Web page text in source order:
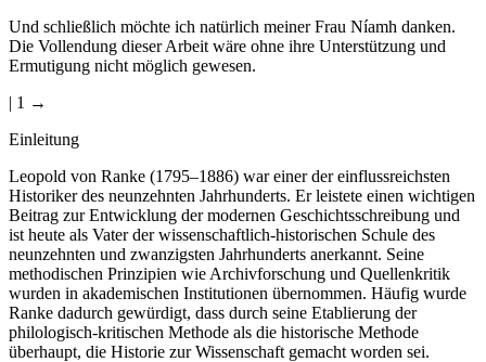
Und schließlich möchte ich natürlich meiner Frau Níamh danken.
Die Vollendung dieser Arbeit wäre ohne ihre Unterstützung und
Ermutigung nicht möglich gewesen.
| 1 →
Einleitung
Leopold von Ranke (1795–1886) war einer der einflussreichsten
Historiker des neunzehnten Jahrhunderts. Er leistete einen wichtigen
Beitrag zur Entwicklung der modernen Geschichtsschreibung und
ist heute als Vater der wissenschaftlich-historischen Schule des
neunzehnten und zwanzigsten Jahrhunderts anerkannt. Seine
methodischen Prinzipien wie Archivforschung und Quellenkritik
wurden in akademischen Institutionen übernommen. Häufig wurde
Ranke dadurch gewürdigt, dass durch seine Etablierung der
philologisch-kritischen Methode als die historische Methode
überhaupt, die Historie zur Wissenschaft gemacht worden sei.